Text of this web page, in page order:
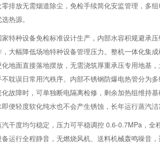
排放无需烟道除尘，免检手续简化安监管理，多
热源。
特种设备免检标准设计生产，内部水容积规避承
大幅降低场地特种设备管理压力。整机一体化集
地面直接落地摆放，无需浇筑厚重承压专用地基
耽误日常用汽秩序。内部不锈钢防爆电热管分为
故障时，可单独断电隔离检修，剩余加热组维持
便轻度软化纯水也不会产生锈蚀，长年运行蒸汽洁
干度均匀稳定，压力可平稳调控 0.6-0.7MPa，
运行全程静音，无燃烧风机、送料机械轰鸣噪音